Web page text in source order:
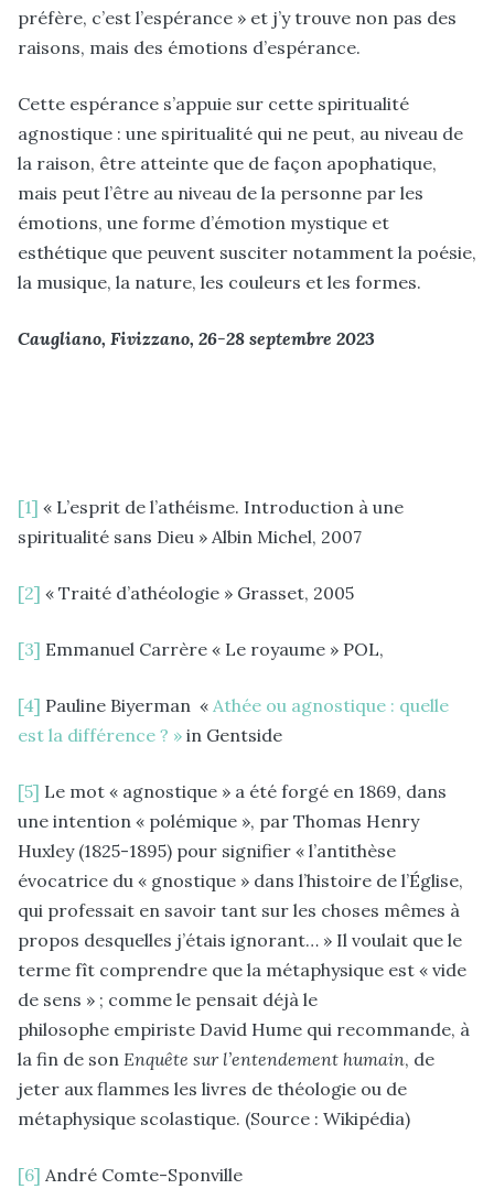
préfère, c’est l’espérance » et j’y trouve non pas des
raisons, mais des émotions d’espérance.
Cette espérance s’appuie sur cette spiritualité
agnostique : une spiritualité qui ne peut, au niveau de
la raison, être atteinte que de façon apophatique,
mais peut l’être au niveau de la personne par les
émotions, une forme d’émotion mystique et
esthétique que peuvent susciter notamment la poésie,
la musique, la nature, les couleurs et les formes.
Caugliano, Fivizzano, 26-28 septembre 2023
[1] « L’esprit de l’athéisme. Introduction à une
spiritualité sans Dieu » Albin Michel, 2007
[2] « Traité d’athéologie » Grasset, 2005
[3] Emmanuel Carrère « Le royaume » POL,
[4] Pauline Biyerman « Athée ou agnostique : quelle
est la différence ? » in Gentside
[5] Le mot « agnostique » a été forgé en 1869, dans
une intention « polémique », par Thomas Henry
Huxley (1825-1895) pour signifier « l’antithèse
évocatrice du « gnostique » dans l’histoire de l’Église,
qui professait en savoir tant sur les choses mêmes à
propos desquelles j’étais ignorant… » Il voulait que le
terme fît comprendre que la métaphysique est « vide
de sens » ; comme le pensait déjà le
philosophe empiriste David Hume qui recommande, à
la fin de son Enquête sur l’entendement humain, de
jeter aux flammes les livres de théologie ou de
métaphysique scolastique. (Source : Wikipédia)
[6] André Comte-Sponville